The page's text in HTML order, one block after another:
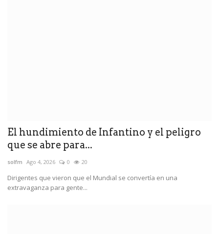
El hundimiento de Infantino y el peligro
que se abre para...
solfm Ago 4, 2026 0 20
Dirigentes que vieron que el Mundial se convertía en una
extravaganza para gente...